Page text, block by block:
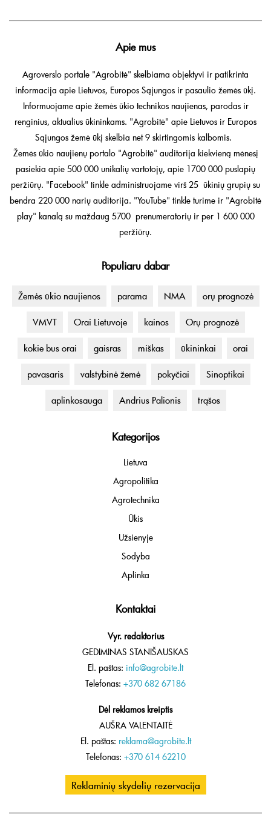
Apie mus
Agroverslo portale "Agrobitė" skelbiama objektyvi ir patikrinta
informacija apie Lietuvos, Europos Sąjungos ir pasaulio žemės ūkį.
Informuojame apie žemės ūkio technikos naujienas, parodas ir
renginius, aktualius ūkininkams. "Agrobitė" apie Lietuvos ir Europos
Sąjungos žemė ūkį skelbia net 9 skirtingomis kalbomis.
Žemės ūkio naujienų portalo "Agrobitė" auditorija kiekvieną mėnesį
pasiekia apie 500 000 unikalių vartotojų, apie 1700 000 puslapių
peržiūrų. "Facebook" tinkle administruojame virš 25 ūkinių grupių su
bendra 220 000 narių auditorija. "YouTube" tinkle turime ir "Agrobitė
play" kanalą su maždaug 5700 prenumeratorių ir per 1 600 000
peržiūrų.
Populiaru dabar
Žemės ūkio naujienos parama NMA orų prognozė
VMVT Orai Lietuvoje kainos Orų prognozė
kokie bus orai gaisras miškas ūkininkai orai
pavasaris valstybinė žemė pokyčiai Sinoptikai
aplinkosauga Andrius Palionis trąšos
Kategorijos
Lietuva
Agropolitika
Agrotechnika
Ūkis
Užsienyje
Sodyba
Aplinka
Kontaktai
Vyr. redaktorius
GEDIMINAS STANIŠAUSKAS
El. paštas: info@agrobite.lt
Telefonas: +370 682 67186
Dėl reklamos kreiptis
AUŠRA VALENTAITĖ
El. paštas: reklama@agrobite.lt
Telefonas: +370 614 62210
Reklaminių skydelių rezervacija